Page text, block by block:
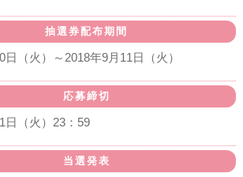
抽選券配布期間
日（火）～2018年9月11日（火）
応募締切
日（火）23：59
当選発表